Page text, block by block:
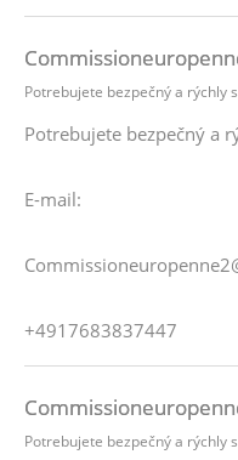
Potrebujete bezpečný a rýchly
Potrebujete bezpečný a
E-mail:
+4917683837447
Potrebujete bezpečný a rýchly